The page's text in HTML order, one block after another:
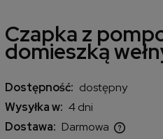
Czapka z
domieszką
Dostępność: dostępny
Wysyłka w: 4 dni
Dostawa: Darmowa